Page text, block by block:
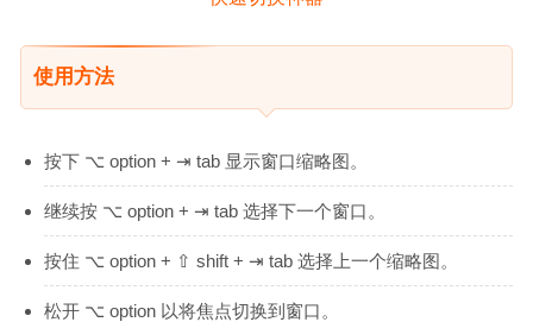
使用方法
按下 ⌥ option + ⇥ tab 显示窗口缩略图。
继续按 ⌥ option + ⇥ tab 选择下一个窗口。
按住 ⌥ option + ⇧ shift + ⇥ tab 选择上一个缩略图。
松开 ⌥ option 以将焦点切换到窗口。